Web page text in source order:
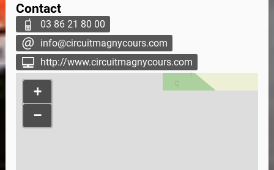
Contact
03 86 21 80 00
info@circuitmagnycours.com
http://www.circuitmagnycours.com
+
−